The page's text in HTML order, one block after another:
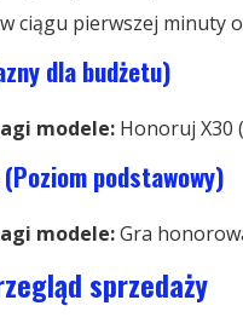
ciągu pierwszej minuty
dla budżetu)
modele: Honoruj X30
podstawowy)
modele:Gra
sprzedaży